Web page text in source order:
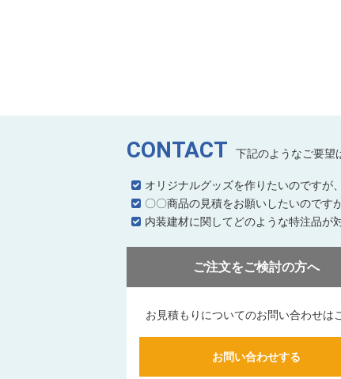
CONTACT 下記のようなご要望
オリジナルグッズを作りたいのですが
〇〇商品の見積をお願いしたいのです
内装建材に関してどのような特注品が
ご注文をご検討の方へ
お見積もりについてのお問い合わせは
お問い合わせする